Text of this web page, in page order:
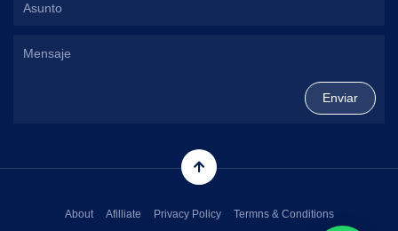
About Afilliate Privacy Policy Termns & Conditions